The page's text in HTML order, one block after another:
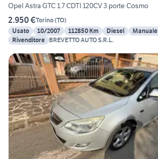
Opel Astra GTC 1.7 CDTI 120CV 3 porte Cosmo
2.950 €Torino(TO)
Usato
10/2007 112850 Km Diesel Manuale
Rivenditore BREVETTO AUTO S.R.L.